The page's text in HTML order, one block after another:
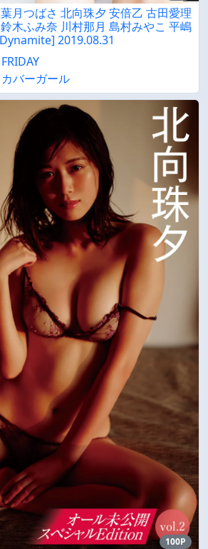
月つばさ 北向珠夕 安倍乙 古田愛理
木ふみ奈 川村那月 島村みやこ 平嶋
2019.08.31
FRIDAY
カバーガール
100P